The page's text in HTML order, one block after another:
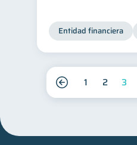
Entidad financiera
1 2 3